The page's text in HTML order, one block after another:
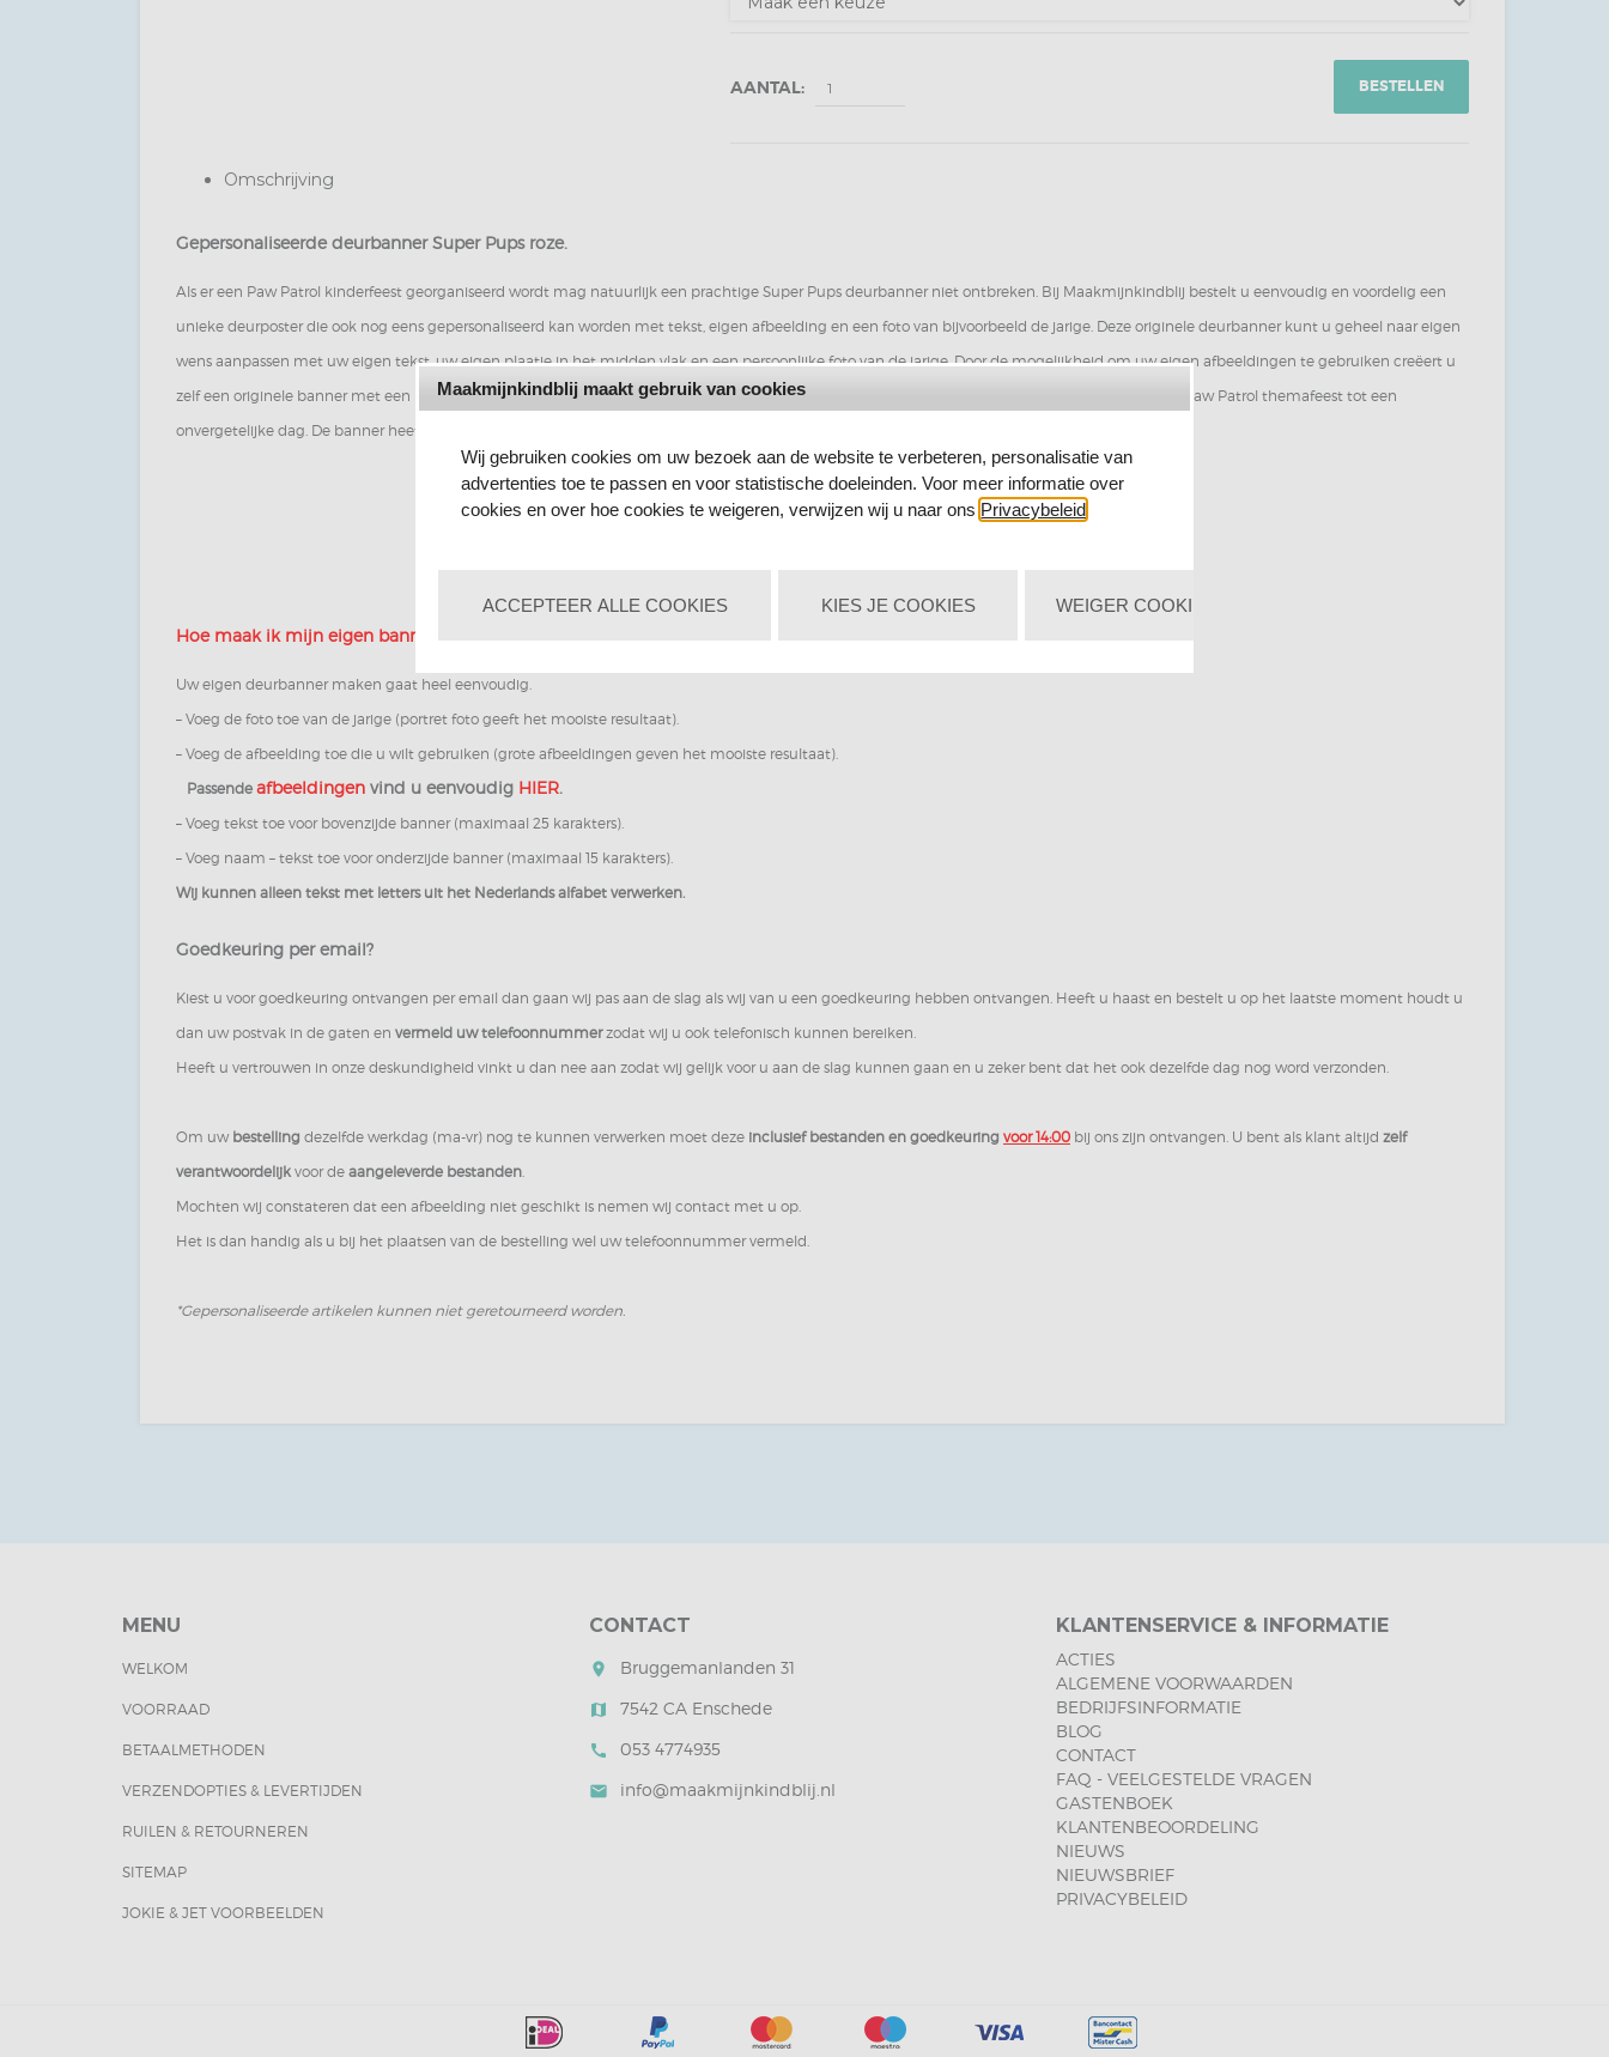
AANTAL: BESTELLEN
Omschrijving
Gepersonaliseerde deurbanner Super Pups roze.
Als er een Paw Patrol kinderfeest georganiseerd wordt mag natuurlijk een prachtige Super Pups deurbanner niet ontbreken. Bij Maakmijnkindblij bestelt u eenvoudig en voordelig een
unieke deurposter die ook nog eens gepersonaliseerd kan worden met tekst, eigen afbeelding en een foto van bijvoorbeeld de jarige. Deze originele deurbanner kunt u geheel naar eigen
wens aanpassen met uw eigen tekst, uw eigen plaatje in het midden vlak en een persoonlijke foto van de jarige. Door de mogelijkheid om uw eigen afbeeldingen te gebruiken creëert u
zelf een originele banner met een persoonlijke tint die perfect aansluit bij de originele Paw Patrol feestartikelen uit ons assortiment en maakt het Paw Patrol themafeest tot een
onvergetelijke dag. De banner heeft een breedte van
Niet alleen voor de verjaardag maar ook leuk als uw kind over gaat naar de volgende groep,
Hoe maak ik mijn eigen banner?
Uw eigen deurbanner maken gaat heel eenvoudig.
– Voeg de foto toe van de jarige (portret foto geeft het mooiste resultaat).
– Voeg de afbeelding toe die u wilt gebruiken (grote afbeeldingen geven het mooiste resultaat).
Passende afbeeldingen vind u eenvoudig HIER.
– Voeg tekst toe voor bovenzijde banner (maximaal 25 karakters).
– Voeg naam – tekst toe voor onderzijde banner (maximaal 15 karakters).
Wij kunnen alleen tekst met letters uit het Nederlands alfabet verwerken.
Goedkeuring per email?
Kiest u voor goedkeuring ontvangen per email dan gaan wij pas aan de slag als wij van u een goedkeuring hebben ontvangen. Heeft u haast en bestelt u op het laatste moment houdt u
dan uw postvak in de gaten en vermeld uw telefoonnummerzodat wij u ook telefonisch kunnen bereiken.
Heeft u vertrouwen in onze deskundigheid vinkt u dan nee aan zodat wij gelijk voor u aan de slag kunnen gaan en u zeker bent dat het ook dezelfde dag nog word verzonden.
Om uw bestelling dezelfde werkdag (ma-vr) nog te kunnen verwerken moet deze inclusief bestanden en goedkeuring voor 14:00 bij ons zijn ontvangen. U bent als klant altijd zelf
verantwoordelijk voor de aangeleverde bestanden.
Mochten wij constateren dat een afbeelding niet geschikt is nemen wij contact met u op.
Het is dan handig als u bij het plaatsen van de bestelling wel uw telefoonnummer vermeld.
*Gepersonaliseerde artikelen kunnen niet geretourneerd worden.
MENU
WELKOM
VOORRAAD
BETAALMETHODEN
VERZENDOPTIES & LEVERTIJDEN
RUILEN & RETOURNEREN
SITEMAP
JOKIE & JET VOORBEELDEN
CONTACT
room Bruggemanlanden 31
map 7542 CA Enschede
call 053 4774935
mail info@maakmijnkindblij.nl
KLANTENSERVICE & INFORMATIE
ACTIES
ALGEMENE VOORWAARDEN
BEDRIJFSINFORMATIE
BLOG
CONTACT
FAQ - VEELGESTELDE VRAGEN
GASTENBOEK
KLANTENBEOORDELING
NIEUWS
NIEUWSBRIEF
PRIVACYBELEID
Maakmijnkindblij maakt gebruik van cookies
Wij gebruiken cookies om uw bezoek aan de website te verbeteren, personalisatie van
advertenties toe te passen en voor statistische doeleinden. Voor meer informatie over
cookies en over hoe cookies te weigeren, verwijzen wij u naar ons Privacybeleid
ACCEPTEER ALLE COOKIES KIES JE COOKIES WEIGER COOKIES